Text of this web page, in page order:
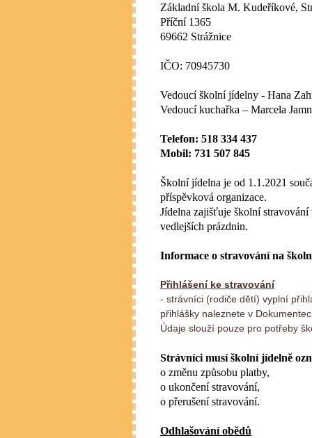
Základní škola M. Kudeříkové,
Příční 1365
69662 Strážnice
IČO: 70945730
Vedoucí školní jídelny - Hana
Vedoucí kuchařka – Marcela
Telefon: 518 334 437
Mobil: 731 507 845
Školní jídelna je od 1.1.2021
příspěvková organizace.
Jídelna zajišťuje školní
vedlejších prázdnin.
Informace o stravování na
Přihlášení ke stravování
- strávníci (rodiče dětí) vyplní
přihlášky naleznete v
Údaje slouží pouze pro potřeby
Strávníci musí školní jídelně
o změnu způsobu platby,
o ukončení stravování,
o přerušení stravování.
Odhlašování obědů